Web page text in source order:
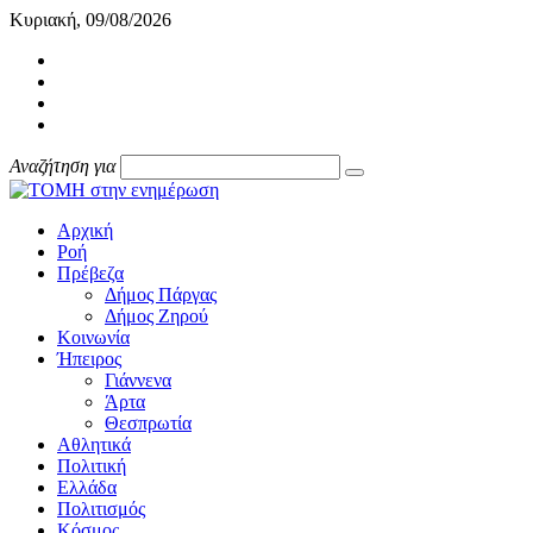
Κυριακή, 09/08/2026
Αναζήτηση για
Αρχική
Ροή
Πρέβεζα
Δήμος Πάργας
Δήμος Ζηρού
Κοινωνία
Ήπειρος
Γιάννενα
Άρτα
Θεσπρωτία
Αθλητικά
Πολιτική
Ελλάδα
Πολιτισμός